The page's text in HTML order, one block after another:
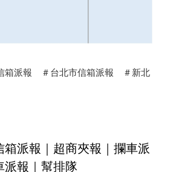
箱派報 ＃台北市信箱派報 ＃新北
箱派報｜超商夾報｜攔車派
派報｜幫排隊